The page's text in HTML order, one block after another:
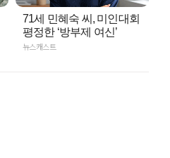
71세 민혜숙 씨, 미인대회
평정한 ‘방부제 여신’
뉴스캐스트